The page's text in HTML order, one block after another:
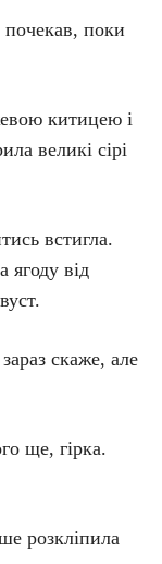
почекав, поки
китицею і
великі сірі
встигла.
від
скаже, але
ще, гірка.
розкліпила